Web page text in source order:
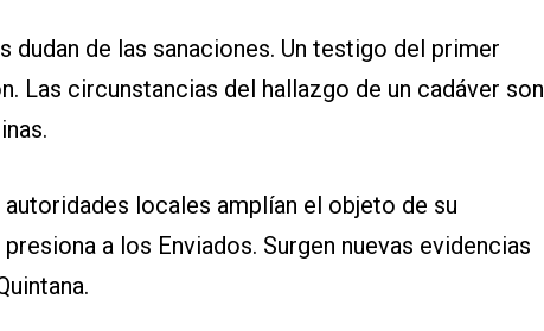
dudan de las sanaciones. Un testigo del primer
Las circunstancias del hallazgo de un cadáver son
locales amplían el objeto de su
a los Enviados. Surgen nuevas evidencias